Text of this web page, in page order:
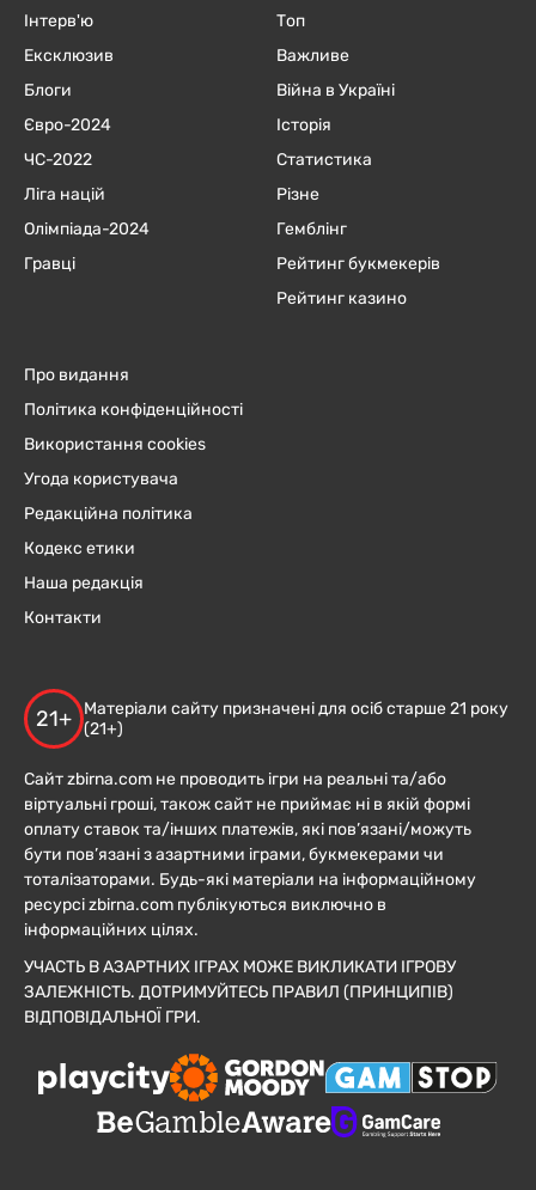
Інтерв'ю
Ексклюзив
Блоги
Євро-2024
ЧC-2022
Ліга націй
Олімпіада-2024
Гравці
Топ
Важливе
Війна в Україні
Історія
Статистика
Різне
Гемблінг
Рейтинг букмекерів
Рейтинг казино
Про видання
Політика конфіденційності
Використання cookies
Угода користувача
Редакційна політика
Кодекс етики
Наша редакція
Контакти
21+
Матеріали сайту призначені для осіб старше 21 року
(21+)
Сайт zbirna.com не проводить ігри на реальні та/або
віртуальні гроші, також сайт не приймає ні в якій формі
оплату ставок та/інших платежів, які пов’язані/можуть
бути пов’язані з азартними іграми, букмекерами чи
тоталізаторами. Будь-які матеріали на інформаційному
ресурсі zbirna.com публікуються виключно в
інформаційних цілях.
УЧАСТЬ В АЗАРТНИХ ІГРАХ МОЖЕ ВИКЛИКАТИ ІГРОВУ
ЗАЛЕЖНІСТЬ. ДОТРИМУЙТЕСЬ ПРАВИЛ (ПРИНЦИПІВ)
ВІДПОВІДАЛЬНОЇ ГРИ.